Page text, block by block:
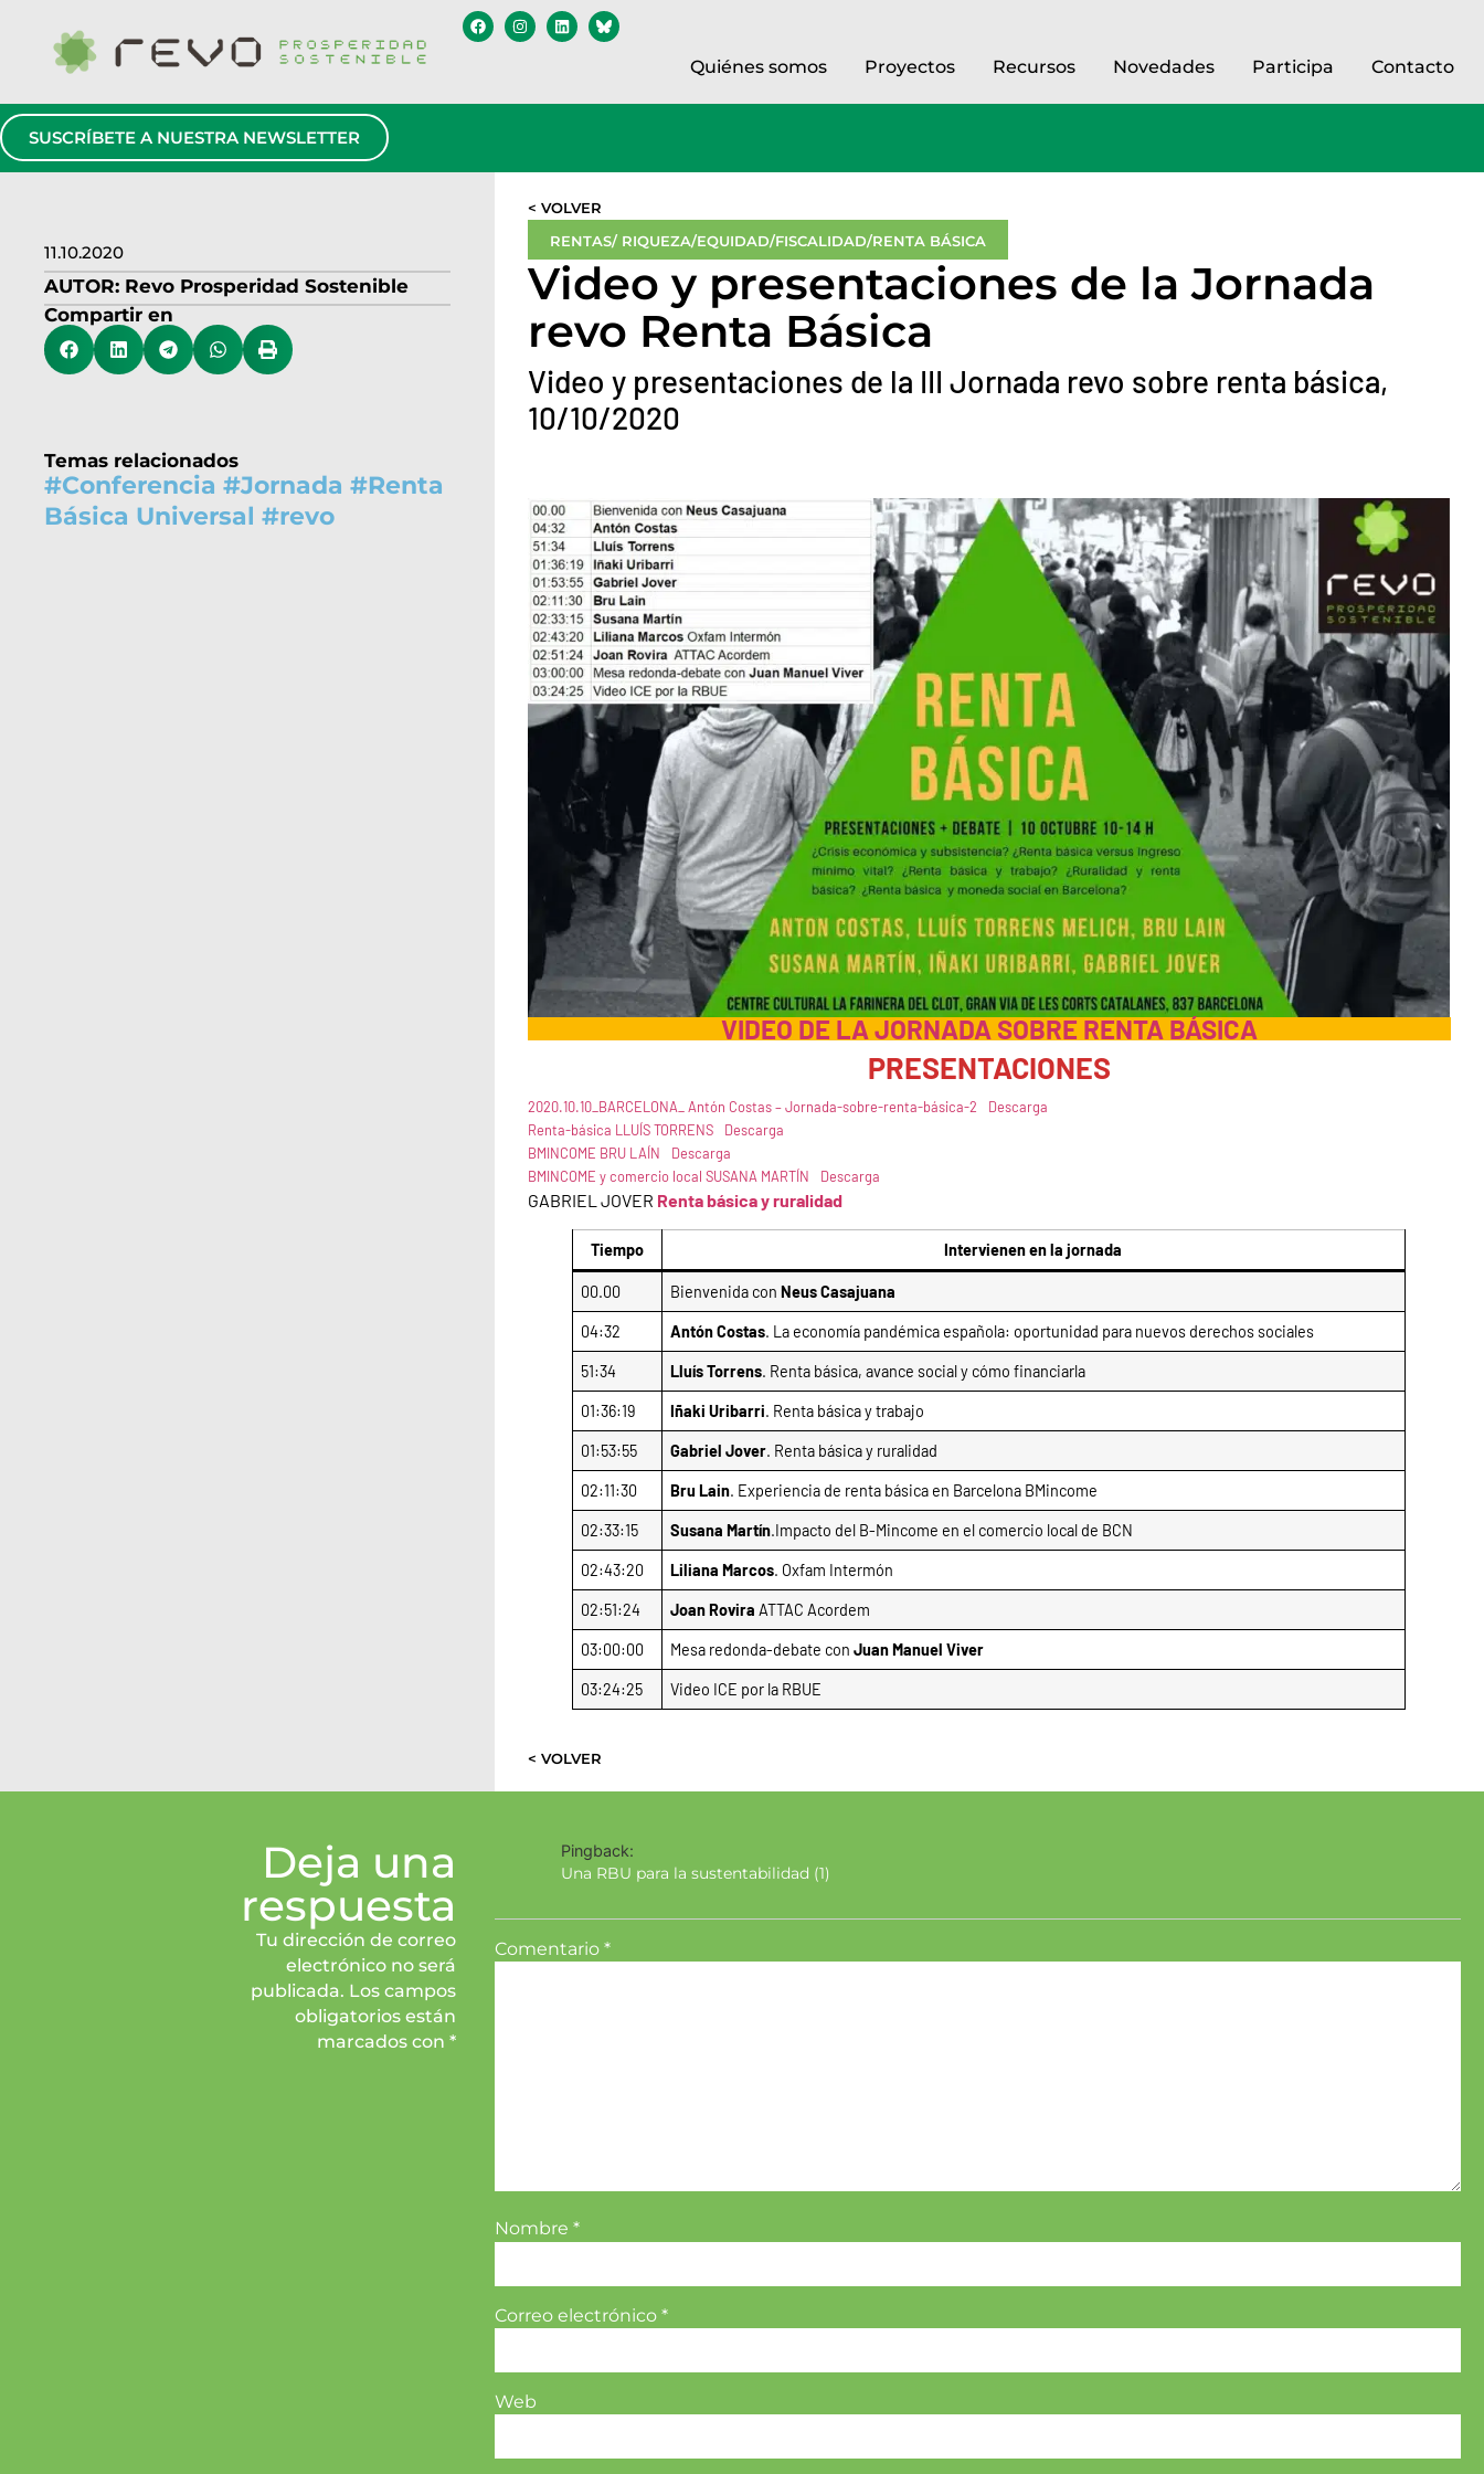
Quiénes somos Proyectos Recursos Novedades Participa Contacto
SUSCRÍBETE A NUESTRA NEWSLETTER
11.10.2020
AUTOR: Revo Prosperidad Sostenible
Compartir en
Temas relacionados
#Conferencia #Jornada #Renta
Básica Universal #revo
< VOLVER
RENTAS/ RIQUEZA/EQUIDAD/FISCALIDAD/RENTA BÁSICA
Video y presentaciones de la Jornada
revo Renta Básica
Video y presentaciones de la III Jornada revo sobre renta básica,
10/10/2020
VIDEO DE LA JORNADA SOBRE RENTA BÁSICA
PRESENTACIONES
2020.10.10_BARCELONA_ Antón Costas – Jornada-sobre-renta-básica-2
Descarga
Renta-básica LLUÍS TORRENS
Descarga
BMINCOME BRU LAÍN
Descarga
BMINCOME y comercio local SUSANA MARTÍN
Descarga
GABRIEL JOVER Renta básica y ruralidad
Tiempo Intervienen en la jornada
00.00 Bienvenida conNeus Casajuana
04:32 Antón Costas. La economía pandémica española: oportunidad para nuevos derechos sociales
51:34 Lluís Torrens. Renta básica, avance social y cómo financiarla
01:36:19 Iñaki Uribarri. Renta básica y trabajo
01:53:55 Gabriel Jover. Renta básica y ruralidad
02:11:30 Bru Lain. Experiencia de renta básica en Barcelona BMincome
02:33:15 Susana Martín.Impacto del B-Mincome en el comercio local de BCN
02:43:20 Liliana Marcos. Oxfam Intermón
02:51:24 Joan Rovira ATTAC Acordem
03:00:00 Mesa redonda-debate conJuan Manuel Viver
03:24:25 Video ICE por la RBUE
< VOLVER
Deja una
respuesta
Tu dirección de correo
electrónico no será
publicada. Los campos
obligatorios están
marcados con *
Pingback:
Una RBU para la sustentabilidad (1)
Comentario *
Nombre *
Correo electrónico *
Web